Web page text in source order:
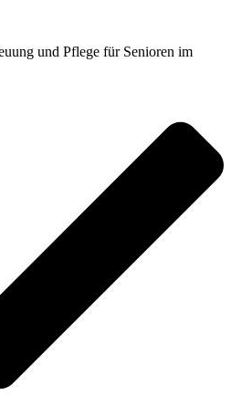
und Pflege für Senioren im